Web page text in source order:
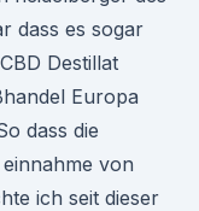
dass es sogar
Destillat
Europa
dass die
von
ich seit dieser